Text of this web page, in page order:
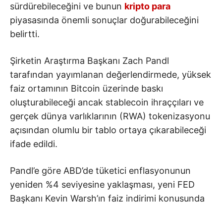
sürdürebileceğini ve bunun kripto para
piyasasında önemli sonuçlar doğurabileceğini
belirtti.
Şirketin Araştırma Başkanı Zach Pandl
tarafından yayımlanan değerlendirmede, yüksek
faiz ortamının Bitcoin üzerinde baskı
oluşturabileceği ancak stablecoin ihraççıları ve
gerçek dünya varlıklarının (RWA) tokenizasyonu
açısından olumlu bir tablo ortaya çıkarabileceği
ifade edildi.
Pandl’e göre ABD’de tüketici enflasyonunun
yeniden %4 seviyesine yaklaşması, yeni FED
Başkanı Kevin Warsh’ın faiz indirimi konusunda